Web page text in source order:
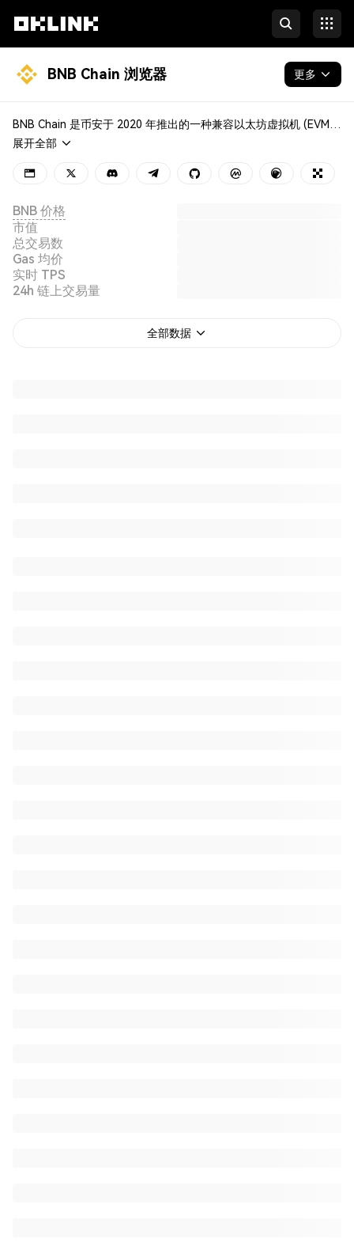
BNB Chain 浏览器 更多
区块链
代币 & NFT
开发者
更多
BNB Chain 是币安于 2020 年推出的一种兼容以太坊虚拟机 (EVM) 的 Layer 1 区块链网络，包括 BNB Beacon Chain 和 BNB Smart Chain (BSC)。该链支持完整的智能合约功能并兼容 EVM，使开发者能够轻松部署合约并开发去中心化应用 (DApp)。其原生代币 BNB 支持多种用例，如交易、治理和质押。
展开全部
BNB 价格
市值
总交易数
Gas 均价
实时 TPS
24h 链上交易量
全部数据